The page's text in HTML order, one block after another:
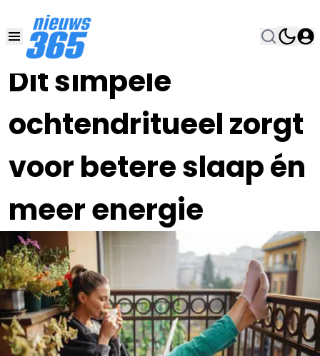
Dit simpele
ochtendritueel zorgt
voor betere slaap én
meer energie
17 SEP 2025, 18:30